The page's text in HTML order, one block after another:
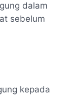
dalam
sebelum
kepada